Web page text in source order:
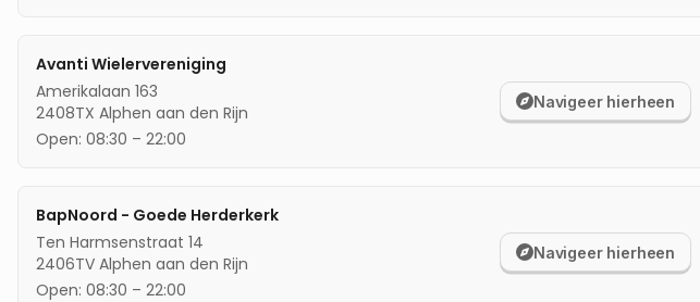
Avanti Wielervereniging
Amerikalaan 163
2408TX Alphen aan den Rijn
Open: 08:30 – 22:00
Navigeer hierheen
BapNoord - Goede Herderkerk
Ten Harmsenstraat 14
2406TV Alphen aan den Rijn
Open: 08:30 – 22:00
Navigeer hierheen